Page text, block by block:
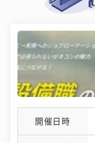
開催日時